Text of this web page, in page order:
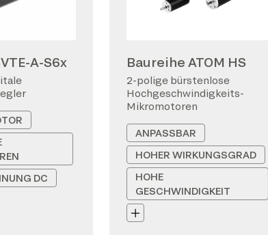
A-S6x
DC
Baureihe ATOM HS
2-polige bürstenlose
Hochgeschwindigkeits-
Mikromotoren
ANPASSBAR
HOHER WIRKUNGSGRAD
HOHE
GESCHWINDIGKEIT